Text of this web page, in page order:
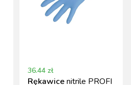
36.44 zł
Rękawicenitrile PROFI